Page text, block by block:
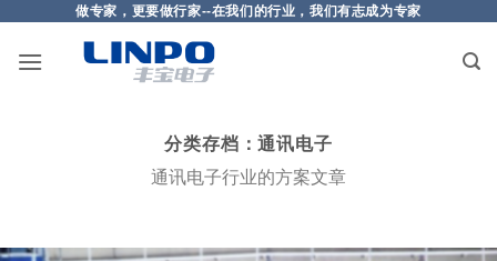
做专家，更要做行家--在我们的行业，我们有志成为专家
分类存档：通讯电子
通讯电子行业的方案文章